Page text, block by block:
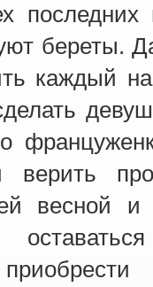
последних
береты.
каждый
весной